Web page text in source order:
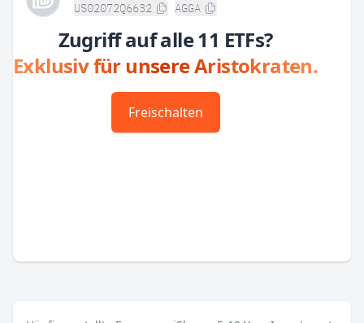
US02072Q6632 AGGA
Zugriff auf alle 11 ETFs?
Exklusiv für unsere Aristokraten.
Freischalten